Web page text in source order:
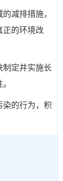
减排措施，
正的环境改
定并实施长
的行为，积